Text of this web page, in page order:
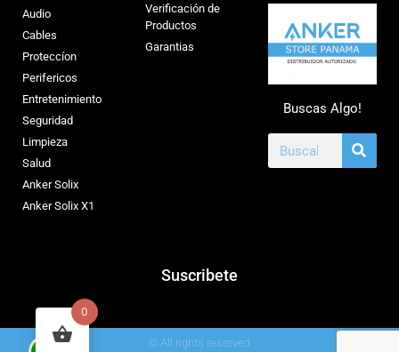
Audio
Cables
Proteccíon
Perifericos
Entretenimiento
Seguridad
Limpieza
Salud
Anker Solix
Anker Solix X1
Verificación de
Productos
Garantias
Buscas Algo!
Suscribete
© All rights reserved
0